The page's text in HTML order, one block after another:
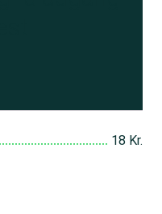
18 Kr.